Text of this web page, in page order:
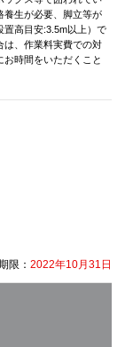
養生が必要、脚立等が
置高目安:3.5m以上）で
は、作業料実費での対
時間をいただくこと
限： 2022年10月31日